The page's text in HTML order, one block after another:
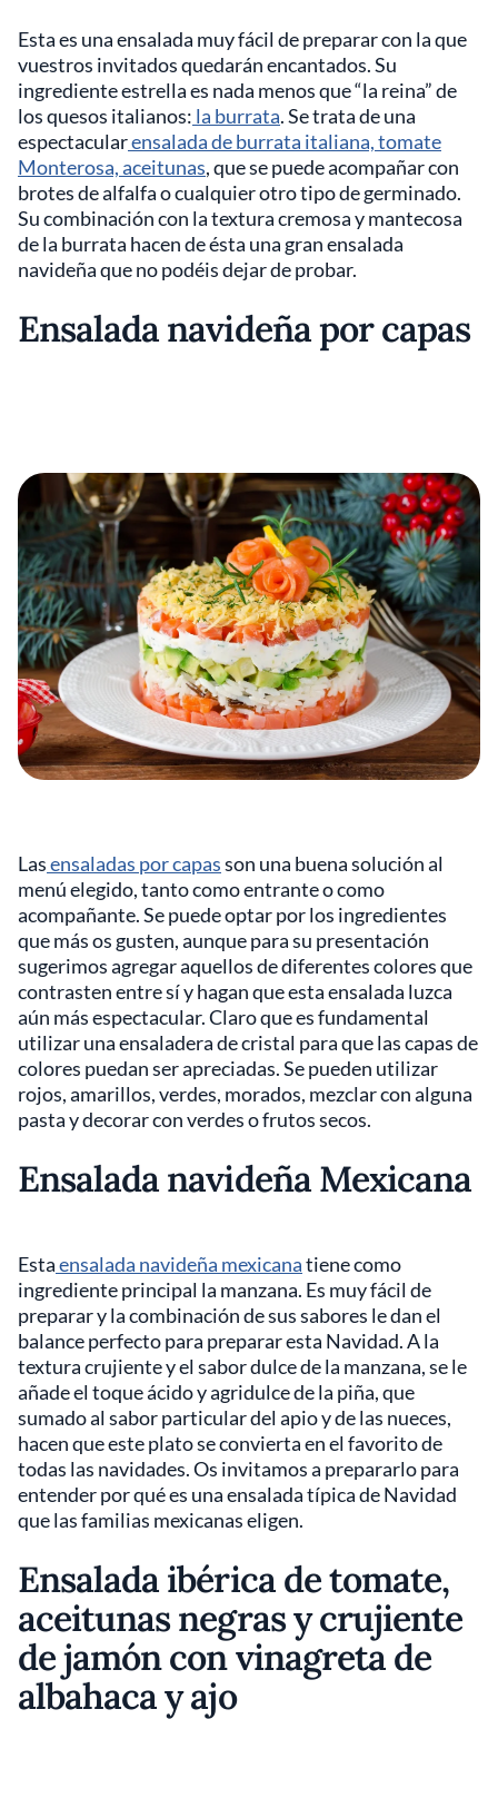
Esta es una ensalada muy fácil de preparar con la que
vuestros invitados quedarán encantados. Su
ingrediente estrella es nada menos que “la reina” de
los quesos italianos: la burrata. Se trata de una
espectacularensalada de burrata italiana, tomate
Monterosa, aceitunas, que se puede acompañar con
brotes de alfalfa o cualquier otro tipo de germinado.
Su combinación con la textura cremosa y mantecosa
de la burrata hacen de ésta una gran ensalada
navideña que no podéis dejar de probar.
Ensalada navideña por capas
Lasensaladas por capasson una buena solución al
menú elegido, tanto como entrante o como
acompañante. Se puede optar por los ingredientes
que más os gusten, aunque para su presentación
sugerimos agregar aquellos de diferentes colores que
contrasten entre sí y hagan que esta ensalada luzca
aún más espectacular. Claro que es fundamental
utilizar una ensaladera de cristal para que las capas de
colores puedan ser apreciadas. Se pueden utilizar
rojos, amarillos, verdes, morados, mezclar con alguna
pasta y decorar con verdes o frutos secos.
Ensalada navideña Mexicana
Estaensalada navideña mexicanatiene como
ingrediente principal la manzana. Es muy fácil de
preparar y la combinación de sus sabores le dan el
balance perfecto para preparar esta Navidad. A la
textura crujiente y el sabor dulce de la manzana, se le
añade el toque ácido y agridulce de la piña, que
sumado al sabor particular del apio y de las nueces,
hacen que este plato se convierta en el favorito de
todas las navidades. Os invitamos a prepararlo para
entender por qué es una ensalada típica de Navidad
que las familias mexicanas eligen.
Ensalada ibérica de tomate,
aceitunas negras y crujiente
de jamón con vinagreta de
albahaca y ajo